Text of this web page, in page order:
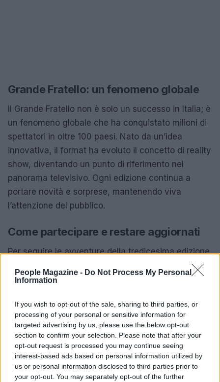
People Magazine - Do Not Process My Personal
Information
If you wish to opt-out of the sale, sharing to third parties, or
processing of your personal or sensitive information for
targeted advertising by us, please use the below opt-out
section to confirm your selection. Please note that after your
opt-out request is processed you may continue seeing
interest-based ads based on personal information utilized by
us or personal information disclosed to third parties prior to
your opt-out. You may separately opt-out of the further
Grande Fratello: un fenomeno globale
Il Grande Fratello non è solo un successo in Italia; è
un fenomeno globale che ha conquistato milioni di
spettatori in oltre 100 paesi. Nato da un’idea
innovativa, il format ha evoluto il concetto di reality
show, diventando un punto di riferimento nel
panorama televisivo. Ogni edizione continua a
portare novità e sorprese, mantenendo viva
l’attenzione del pubblico.
Come partecipare e restare aggiornati
Per seguire le avventure della tredicesima edizione
di Grande Fratello, gli spettatori possono collegarsi
al sito ufficiale e scaricare l’app Mediaset Connect.
in tempo reale e la possibilità di interagire con il
programma. Con la nuova edizione, il pubblico è
invitato a vivere un’esperienza immersiva e
coinvolgente.